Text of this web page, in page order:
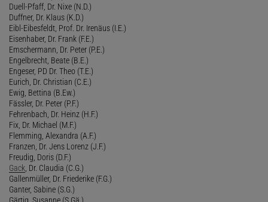
Duell-Pfaff, Dr. Nixe (N.D.)
Duffner, Dr. Klaus (K.D.)
Eibl-Eibesfeldt, Prof. Dr. Irenäus (I.E.)
Eisenhaber, Dr. Frank (F.E.)
Emschermann, Dr. Peter (P.E.)
Engelbrecht, Beate (B.E.)
Engeser, PD Dr. Theo (T.E.)
Eurich, Dr. Christian (C.E.)
Ewig, Bettina (B.Ew.)
Fässler, Dr. Peter (P.F.)
Fehrenbach, Dr. Heinz (H.F.)
Fix, Dr. Michael (M.F.)
Flemming, Alexandra (A.F.)
Franzen, Dr. Jens Lorenz (J.F.)
Freudig, Doris (D.F.)
Gack , Dr. Claudia (C.G.)
Gallenmüller, Dr. Friederike (F.G.)
Ganter, Sabine (S.G.)
Gärtig, Susanne (S.Gä.)